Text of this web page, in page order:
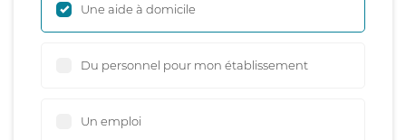
Une aide à domicile
Du personnel pour mon établissement
Un emploi